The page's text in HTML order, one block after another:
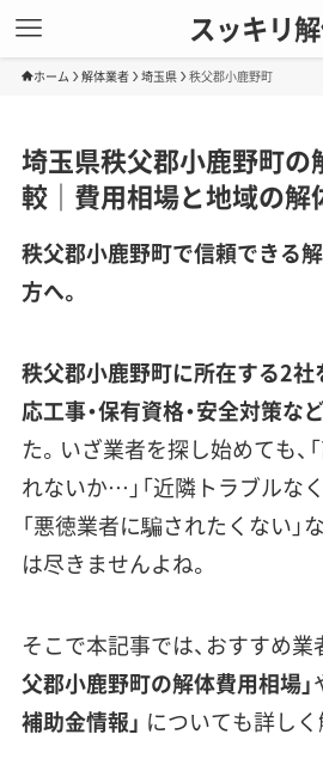
スッキリ
ホーム 解体業者 埼玉県 秩父郡小鹿野町
埼玉県秩父郡小鹿野町
較｜費用相場と地域の解
秩父郡小鹿野町で信頼できる
方へ。
秩父郡小鹿野町に所在する2社
応工事・保有資格・安全対策な
た。いざ業者を探し始めても、
れないか…」「近隣トラブルな
「悪徳業者に騙されたくない」
は尽きませんよね。
そこで本記事では、おすすめ業
父郡小鹿野町の解体費用相場」
補助金情報」 についても詳しく